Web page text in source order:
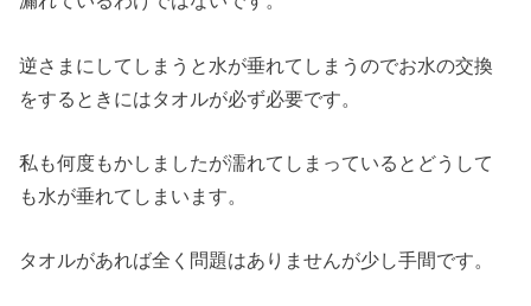
逆さまにしてしまうと水が垂れてしまうのでお水の交換
をするときにはタオルが必ず必要です。
私も何度もかしましたが濡れてしまっているとどうして
も水が垂れてしまいます。
タオルがあれば全く問題はありませんが少し手間です。